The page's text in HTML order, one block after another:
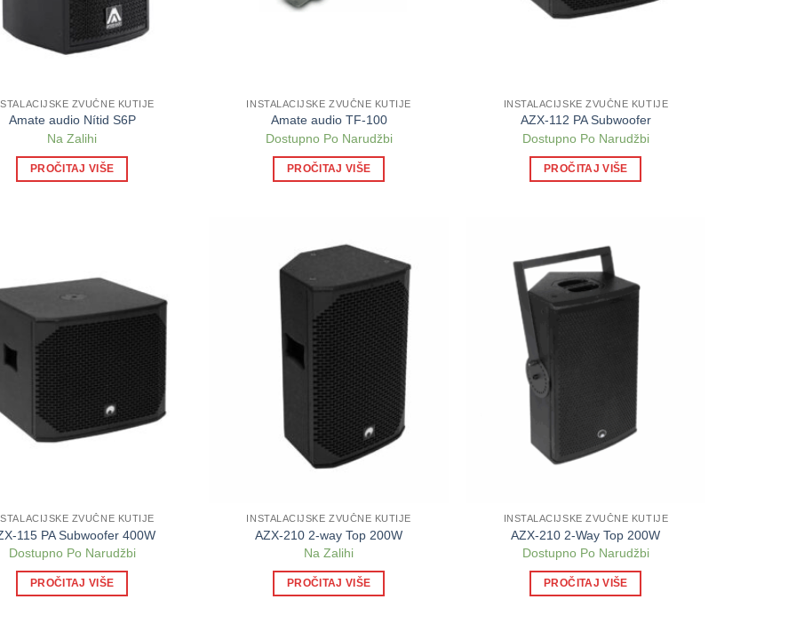
ZVUČNE KUTIJE
Amate audio Nítid S6P
Na Zalihi
PROČITAJ VIŠE
INSTALACIJSKE ZVUČNE KUTIJE
Amate audio TF-100
Dostupno Po Narudžbi
PROČITAJ VIŠE
INSTALACIJSKE ZVUČNE KUTIJE
AZX-112 PA Subwoofer
Dostupno Po Narudžbi
PROČITAJ VIŠE
ZVUČNE KUTIJE
115 PA Subwoofer 400W
Dostupno Po Narudžbi
PROČITAJ VIŠE
INSTALACIJSKE ZVUČNE KUTIJE
AZX-210 2-way Top 200W
Na Zalihi
PROČITAJ VIŠE
INSTALACIJSKE ZVUČNE KUTIJE
AZX-210 2-Way Top 200W
Dostupno Po Narudžbi
PROČITAJ VIŠE